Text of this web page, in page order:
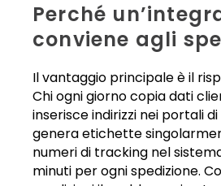
Perché
conviene agli
Il vantaggio principale è il
Chi ogni giorno copia dati
inserisce indirizzi nei portali
genera etichette
numeri di tracking nel
minuti per ogni spedizione.